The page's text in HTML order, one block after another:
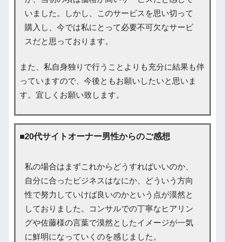
いました。しかし、このサービスを思い切って
購入し、今では私にとって必要不可欠なサービ
スだと思っております。
また、私自身独りで行うことよりも充分に結果も伴
っていますので、今後ともお願いしたいと思いま
す。宜しくお願い致します。
■20代サイトオーナー男性からのご感想
私の場合はまずこれからどうすればいいのか、
自分に合ったビジネスはなにか、どういう方向
性で努力していけば良いのかという点が漠然と
しておりました。コンサルでの丁寧なヒアリン
グや佐藤様の言葉で漠然としたイメージが一気
に鮮明になっていくのを感じました。